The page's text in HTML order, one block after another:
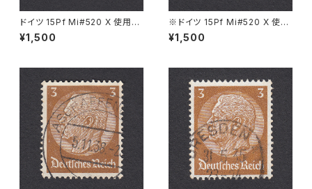
ドイツ 15Pf Mi#520 X 使用済
み切手｜PÖSSNECK 22.9.19
36
¥1,500
※ドイツ 15Pf Mi#520 X 使用
済み切手｜ALPIRSBACH 19.J
UL.1940
¥1,500